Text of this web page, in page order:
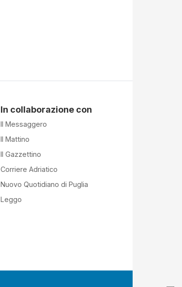
In collaborazione con
Il Messaggero
Il Mattino
Il Gazzettino
Corriere Adriatico
Nuovo Quotidiano di Puglia
Leggo